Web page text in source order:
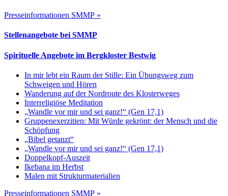
Presseinformationen SMMP »
Stellenangebote bei SMMP
Spirituelle Angebote im Bergkloster Bestwig
In mir lebt ein Raum der Stille: Ein Übungsweg zum
Schweigen und Hören
Wanderung auf der Nordroute des Klosterweges
Interreligiöse Meditation
„Wandle vor mir und sei ganz!“ (Gen 17,1)
Gruppenexerzitien: Mit Würde gekrönt: der Mensch und die
Schöpfung
„Bibel getanzt“
„Wandle vor mir und sei ganz!“ (Gen 17,1)
Doppelkopf-Auszeit
Ikebana im Herbst
Malen mit Strukturmaterialien
Presseinformationen SMMP »